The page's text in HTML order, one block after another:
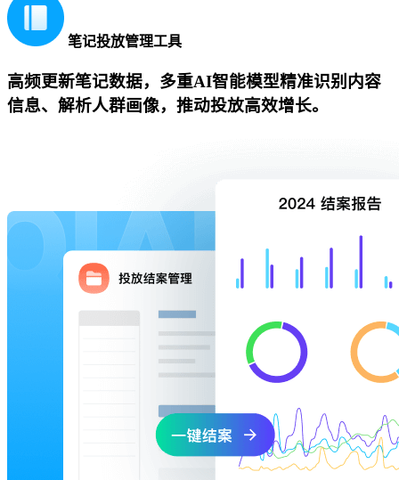
笔记投放管理工具
高频更新笔记数据，多重AI智能模型精准识别内容
信息、解析人群画像，推动投放高效增长。